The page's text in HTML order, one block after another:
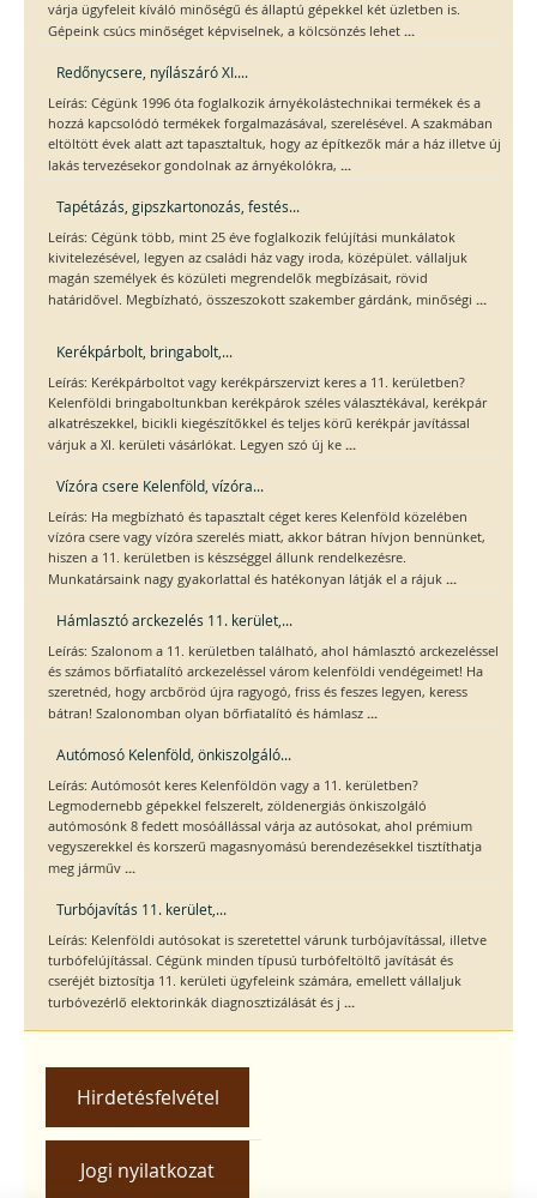
várja ügyfeleit kíváló minőségű és állaptú gépekkel két üzletben is.
Gépeink csúcs minőséget képviselnek, a kölcsönzés lehet ...
Redőnycsere, nyílászáró XI....
Leírás: Cégünk 1996 óta foglalkozik árnyékolástechnikai termékek és a
hozzá kapcsolódó termékek forgalmazásával, szerelésével. A szakmában
eltöltött évek alatt azt tapasztaltuk, hogy az építkezők már a ház illetve új
lakás tervezésekor gondolnak az árnyékolókra, ...
Tapétázás, gipszkartonozás, festés...
Leírás: Cégünk több, mint 25 éve foglalkozik felújítási munkálatok
kivitelezésével, legyen az családi ház vagy iroda, középület. vállaljuk
magán személyek és közületi megrendelők megbízásait, rövid
határidővel. Megbízható, összeszokott szakember gárdánk, minőségi ...
Kerékpárbolt, bringabolt,...
Leírás: Kerékpárboltot vagy kerékpárszervizt keres a 11. kerületben?
Kelenföldi bringaboltunkban kerékpárok széles választékával, kerékpár
alkatrészekkel, bicikli kiegészítőkkel és teljes körű kerékpár javítással
várjuk a XI. kerületi vásárlókat. Legyen szó új ke ...
Vízóra csere Kelenföld, vízóra...
Leírás: Ha megbízható és tapasztalt céget keres Kelenföld közelében
vízóra csere vagy vízóra szerelés miatt, akkor bátran hívjon bennünket,
hiszen a 11. kerületben is készséggel állunk rendelkezésre.
Munkatársaink nagy gyakorlattal és hatékonyan látják el a rájuk ...
Hámlasztó arckezelés 11. kerület,...
Leírás: Szalonom a 11. kerületben található, ahol hámlasztó arckezeléssel
és számos bőrfiatalító arckezeléssel várom kelenföldi vendégeimet! Ha
szeretnéd, hogy arcbőröd újra ragyogó, friss és feszes legyen, keress
bátran! Szalonomban olyan bőrfiatalító és hámlasz ...
Autómosó Kelenföld, önkiszolgáló...
Leírás: Autómosót keres Kelenföldön vagy a 11. kerületben?
Legmodernebb gépekkel felszerelt, zöldenergiás önkiszolgáló
autómosónk 8 fedett mosóállással várja az autósokat, ahol prémium
vegyszerekkel és korszerű magasnyomású berendezésekkel tisztíthatja
meg járműv ...
Turbójavítás 11. kerület,...
Leírás: Kelenföldi autósokat is szeretettel várunk turbójavítással, illetve
turbófelújítással. Cégünk minden típusú turbófeltöltő javítását és
cseréjét biztosítja 11. kerületi ügyfeleink számára, emellett vállaljuk
turbóvezérlő elektorinkák diagnosztizálását és j ...
Hirdetésfelvétel
Jogi nyilatkozat